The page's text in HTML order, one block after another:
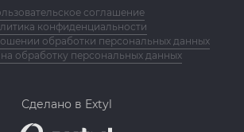
соглашение
конфиденциальности
обработки персональных данных
обработку персональных данных
Сделано в Extyl